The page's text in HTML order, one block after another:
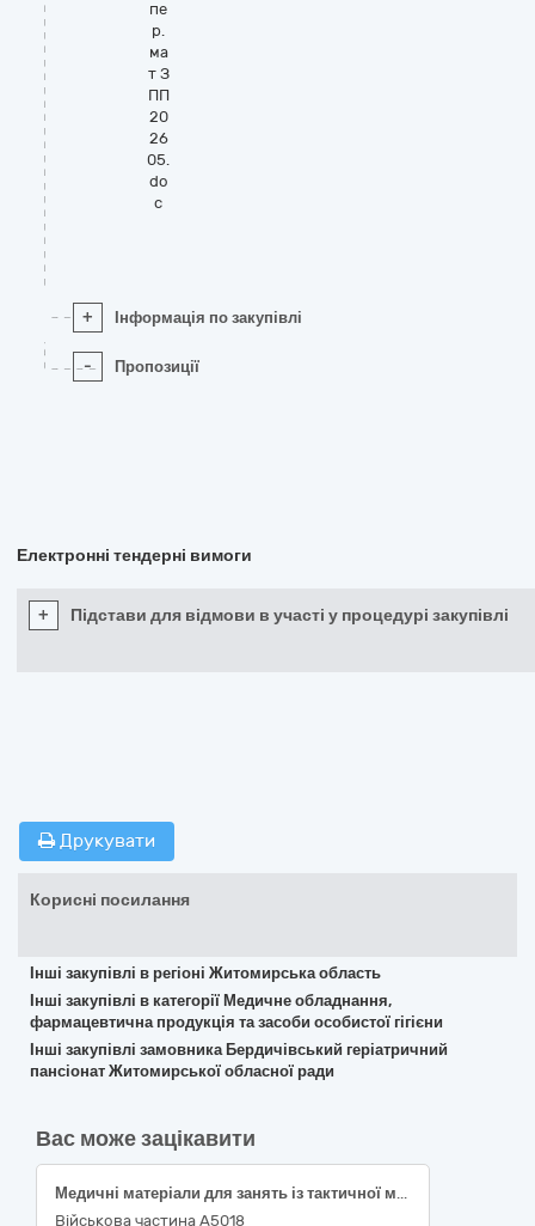
пе
р.
ма
т З
ПП
20
26
05.
do
c
+ Інформація по закупівлі
- Пропозиції
Електронні тендерні вимоги
+ Підстави для відмови в участі у процедурі закупівлі
Друкувати
Корисні посилання
Інші закупівлі в регіоні Житомирська область
Інші закупівлі в категорії Медичне обладнання,
фармацевтична продукція та засоби особистої гігієни
Інші закупівлі замовника Бердичівський геріатричний
пансіонат Житомирської обласної ради
Вас може зацікавити
Медичні матеріали для занять із тактичної медицини (згідно коду ДК 021:2015: 33140000-3 — Медичні матеріали)
Військова частина А5018